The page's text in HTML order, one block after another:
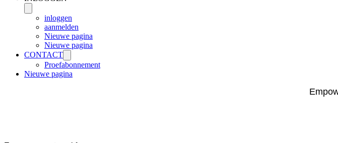
inloggen
aanmelden
Nieuwe pagina
Nieuwe pagina
CONTACT
Proefabonnement
Nieuwe pagina